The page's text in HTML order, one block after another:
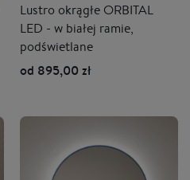
Lustro okrągłe ORBITAL
LED - w białej ramie,
podświetlane
od 895,00 zł